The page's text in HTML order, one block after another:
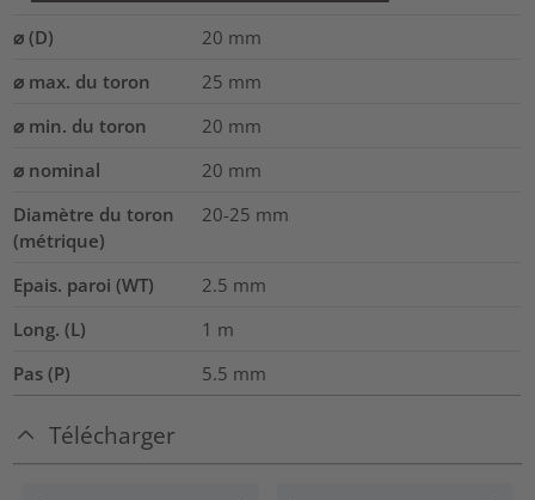
⌀ (D) 20 mm
⌀ max. du toron
25 mm
⌀ min. du toron
20 mm
⌀ nominal
20 mm
Diamètre du toron
(métrique)
20-25 mm
Epais. paroi (WT) 2.5 mm
Long. (L)
1 m
Pas (P)
5.5 mm
Télécharger